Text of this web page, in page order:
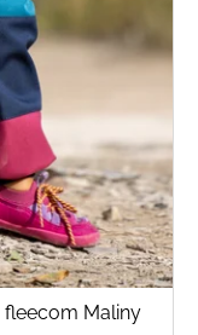
fleecom Maliny